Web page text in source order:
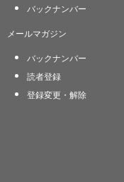
バックナンバー
メールマガジン
バックナンバー
読者登録
登録変更・解除